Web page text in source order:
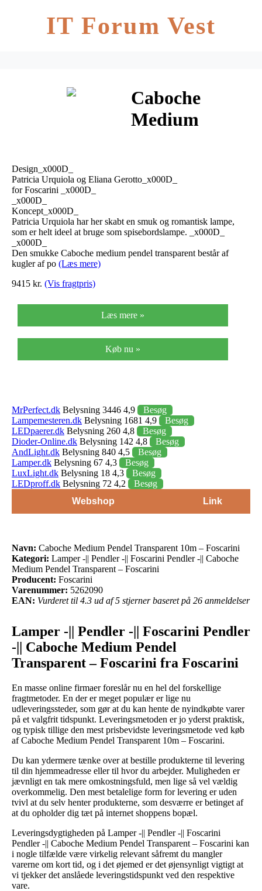
IT Forum Vest
Caboche
Medium
10m –
Design_x000D_
Patricia Urquiola og Eliana Gerotto_x000D_
for Foscarini _x000D_
_x000D_
Koncept_x000D_
Patricia Urquiola har her skabt en smuk og romantisk lampe,
som er helt ideel at bruge som spisebordslampe. _x000D_
_x000D_
Den smukke Caboche medium pendel transparent består af
kugler af po (Læs mere)
9415 kr. (Vis fragtpris)
Læs mere »
Køb nu »
MrPerfect.dk Belysning 3446 4,9
Besøg
Lampemesteren.dk Belysning 1681 4,9
Besøg
LEDpaerer.dk Belysning 260 4,8
Besøg
Dioder-Online.dk Belysning 142 4,8
Besøg
AndLight.dk Belysning 840 4,5
Besøg
Lamper.dk Belysning 67 4,3
Besøg
LuxLight.dk Belysning 18 4,3
Besøg
LEDproff.dk Belysning 72 4,2
Besøg
Webshop
Link
Navn: Caboche Medium Pendel Transparent 10m – Foscarini
Kategori: Lamper -|| Pendler -|| Foscarini Pendler -|| Caboche
Medium Pendel Transparent – Foscarini
Producent: Foscarini
Varenummer: 5262090
EAN: Vurderet til 4.3 ud af 5 stjerner baseret på 26 anmeldelser
Lamper -|| Pendler -|| Foscarini Pendler
-|| Caboche Medium Pendel
Transparent – Foscarini fra Foscarini
En masse online firmaer foreslår nu en hel del forskellige
fragtmetoder. En der er meget populær er lige nu
udleveringssteder, som gør at du kan hente de nyindkøbte varer
på et valgfrit tidspunkt. Leveringsmetoden er jo yderst praktisk,
og typisk tillige den mest prisbevidste leveringsmetode ved køb
af Caboche Medium Pendel Transparent 10m – Foscarini.
Du kan ydermere tænke over at bestille produkterne til levering
til din hjemmeadresse eller til hvor du arbejder. Muligheden er
jævnligt en tak mere omkostningsfuld, men lige så vel vældig
overkommelig. Den mest betalelige form for levering er uden
tvivl at du selv henter produkterne, som desværre er betinget af
at du opholder dig tæt på internet shoppens bopæl.
Leveringsdygtigheden på Lamper -|| Pendler -|| Foscarini
Pendler -|| Caboche Medium Pendel Transparent – Foscarini kan
i nogle tilfælde være virkelig relevant såfremt du mangler
varerne om kort tid, og i det øjemed er det øjensynligt vigtigt at
vi tjekker det anslåede leveringstidspunkt ved den respektive
vare.